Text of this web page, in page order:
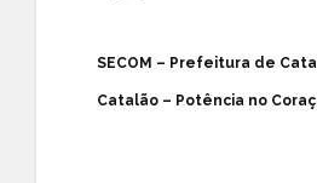
SECOM – Prefeitura de
Catalão – Potência no